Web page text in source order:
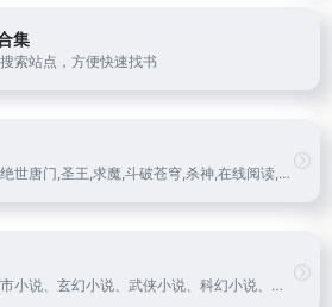
集
索站点，方便快速找书
平凡文学提供小说绝世唐门,圣王,求魔,斗破苍穹,杀神,在线阅读,并提供斗破苍穹,杀神,绝世唐门最新章节和圣王,斗破苍穹全文阅读,本站更新求魔最新章节列表最快,欢迎收藏本站。
云搜小说网提供都市小说、玄幻小说、武侠小说、科幻小说、游戏小说、同人小说等免费小说下载，好看的小说在线阅读网站推荐出免费全本小说、小说排行榜前十名，您可以方便地进行云搜免费全本小说在线阅读